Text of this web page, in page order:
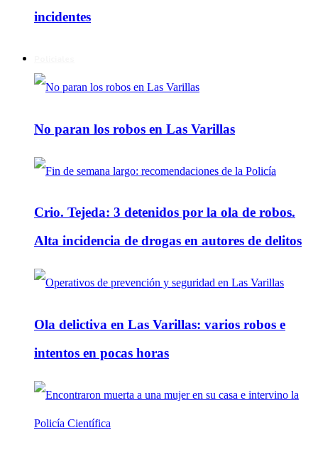
incidentes
No paran los robos en Las Varillas
Crio. Tejeda: 3 detenidos por la ola de robos.
Alta incidencia de drogas en autores de delitos
Ola delictiva en Las Varillas: varios robos e
intentos en pocas horas